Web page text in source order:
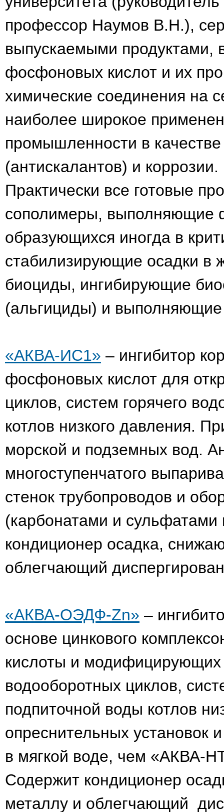
профессор Наумов В.Н.),
выпускаемыми продуктами,
фосфоновых кислот и их
химические соединения на
наиболее широкое
промышленности в
(антискалантов) и
Практически все готовые
сополимеры, выполняющие
образующихся иногда в
стабилизирующие осадки в
биоциды, ингибирующие
(альгициды) и
«АКВА-ИС1» – ингибитор
фосфоновых кислот для
циклов, систем горячего
котлов низкого давления.
морской и подземных вод.
многоступенчатого
стенок трубопроводов и
(карбонатами и
кондиционер осадка,
облегчающий
«АКВА-ОЭДФ-Zn» –
основе цинкового
кислоты и модифицирующих
водооборотных циклов,
подпиточной воды котлов
опреснительных установок
в мягкой воде, чем «АКВА-
Содержит кондиционер
металлу и облегчающий